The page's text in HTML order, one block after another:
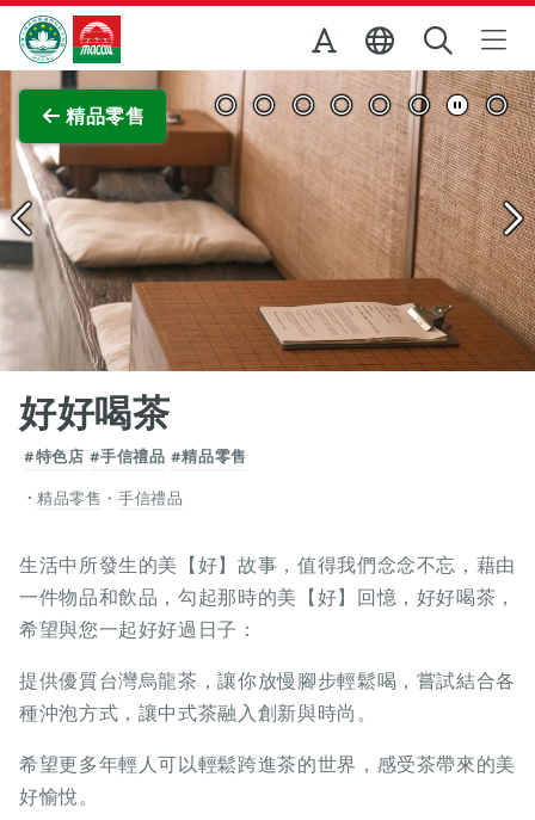
跳至主内容
澳門特別行政區政府旅遊局
精品零售
查看原圖
好好喝茶
#特色店 #手信禮品 #精品零售
精品零售 ・手信禮品
生活中所發生的美【好】故事，值得我們念念不忘，藉由
一件物品和飲品，勾起那時的美【好】回憶，好好喝茶，
希望與您一起好好過日子：
提供優質台灣烏龍茶，讓你放慢腳步輕鬆喝，嘗試結合各
種沖泡方式，讓中式茶融入創新與時尚。
希望更多年輕人可以輕鬆跨進茶的世界，感受茶帶來的美
好愉悅。